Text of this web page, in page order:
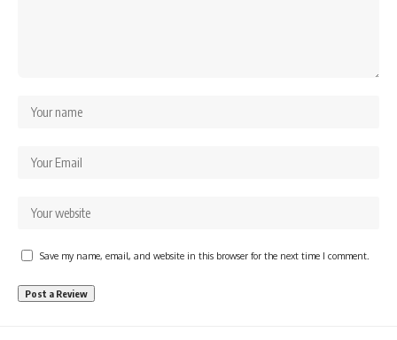
Save my name, email, and website in this browser for the next time I comment.